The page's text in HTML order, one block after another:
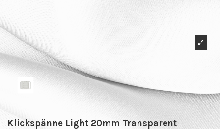
Klickspänne Light 20mm Transparent